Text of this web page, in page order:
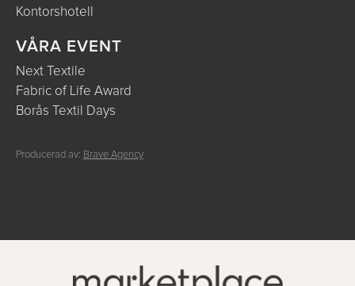
Kontorshotell
VÅRA EVENT
Next Textile
Fabric of Life Award
Borås Textil Days
Producerad av: Brave Agency